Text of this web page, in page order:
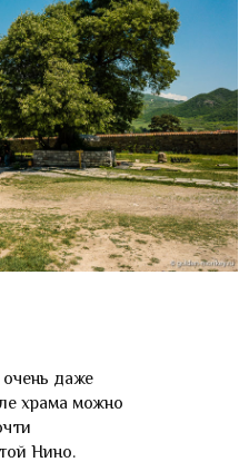
даже
храма можно
Нино.